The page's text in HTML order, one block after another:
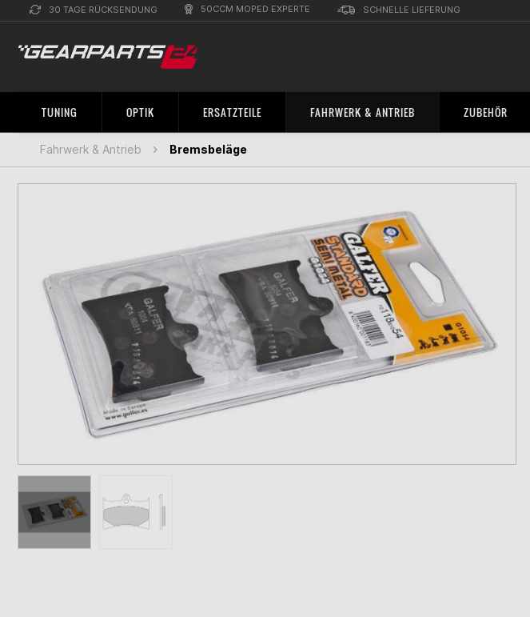
30 TAGE RÜCKSENDUNG 50CCM MOPED EXPERTE SCHNELLE LIEFERUNG
TUNING OPTIK ERSATZTEILE FAHRWERK & ANTRIEB ZUBEHÖR
Fahrwerk & Antrieb Bremsbeläge